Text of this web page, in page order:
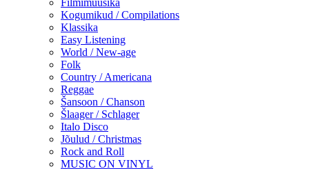
Filmimuusika
Kogumikud / Compilations
Klassika
Easy Listening
World / New-age
Folk
Country / Americana
Reggae
Šansoon / Chanson
Šlaager / Schlager
Italo Disco
Jõulud / Christmas
Rock and Roll
MUSIC ON VINYL